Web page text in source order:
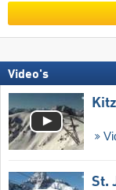
Video's
St.